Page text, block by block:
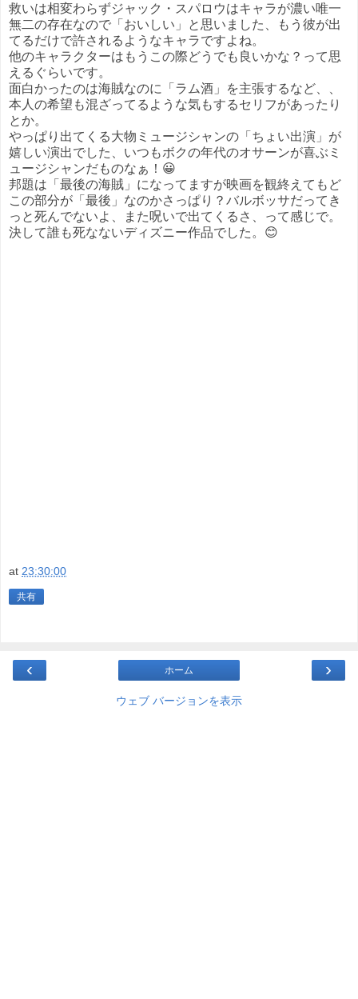
救いは相変わらずジャック・スパロウはキャラが濃い唯一
無二の存在なので「おいしい」と思いました、もう彼が出
てるだけで許されるようなキャラですよね。
他のキャラクターはもうこの際どうでも良いかな？って思
えるぐらいです。
面白かったのは海賊なのに「ラム酒」を主張するなど、、
本人の希望も混ざってるような気もするセリフがあったり
とか。
やっぱり出てくる大物ミュージシャンの「ちょい出演」が
嬉しい演出でした、いつもボクの年代のオサーンが喜ぶミ
ュージシャンだものなぁ！😀
邦題は「最後の海賊」になってますが映画を観終えてもど
この部分が「最後」なのかさっぱり？バルボッサだってき
っと死んでないよ、また呪いで出てくるさ、って感じで。
決して誰も死なないディズニー作品でした。😊
at 23:30:00
共有
‹ ›
ホーム
ウェブ バージョンを表示